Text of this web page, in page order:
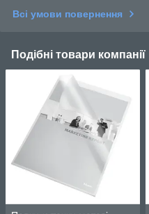
Всі умови повернення
Подібні товари компанії